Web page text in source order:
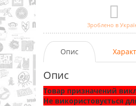
Зроблено в
Опис
Опис
Товар призначений
Не використовується